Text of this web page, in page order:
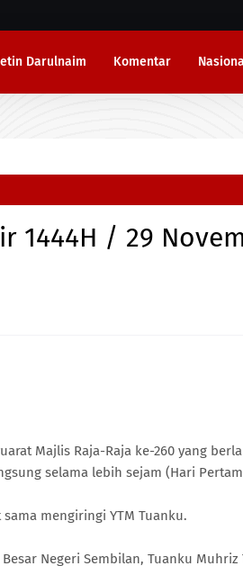
Darulnaim Komentar
1444H / 29
Majlis Raja-Raja ke-260 yang
selama lebih sejam (Hari
mengiringi YTM Tuanku.
Negeri Sembilan, Tuanku Muhriz